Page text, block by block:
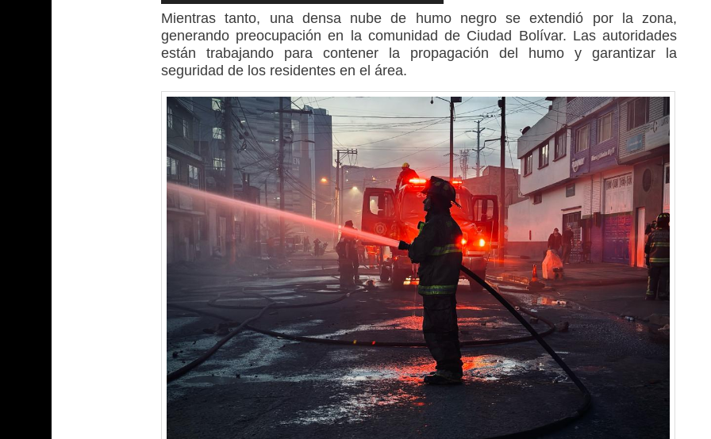
Mientras tanto, una densa nube de humo negro se extendió por la zona,
generando preocupación en la comunidad de Ciudad Bolívar. Las autoridades
están trabajando para contener la propagación del humo y garantizar la
seguridad de los residentes en el área.